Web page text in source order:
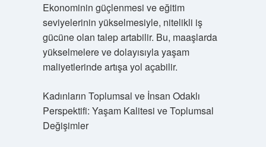
Ekonominin güçlenmesi ve eğitim
seviyelerinin yükselmesiyle, nitelikli iş
gücüne olan talep artabilir. Bu, maaşlarda
yükselmelere ve dolayısıyla yaşam
maliyetlerinde artışa yol açabilir.
Kadınların Toplumsal ve İnsan Odaklı
Perspektifi: Yaşam Kalitesi ve Toplumsal
Değişimler